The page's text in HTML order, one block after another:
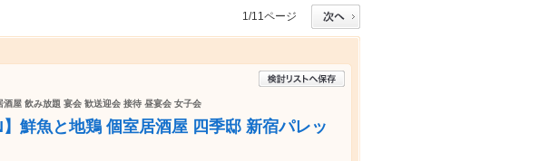
1/11ページ
酒屋 飲み放題 宴会 歓送迎会 接待 昼宴会 女子会
】鮮魚と地鶏 個室居酒屋 四季邸 新宿パレッ